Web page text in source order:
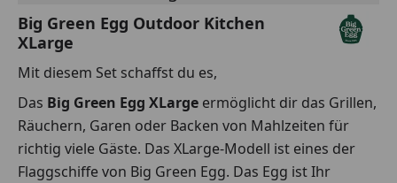
Big Green Egg Outdoor Kitchen
XLarge
Mit diesem Set schaffst du es,
Das Big Green Egg XLarge ermöglicht dir das Grillen,
Räuchern, Garen oder Backen von Mahlzeiten für
richtig viele Gäste. Das XLarge-Modell ist eines der
Flaggschiffe von Big Green Egg. Das Egg ist Ihr